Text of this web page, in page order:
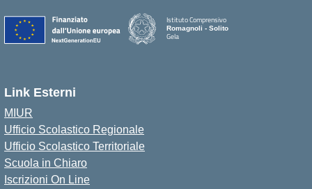
Istituto Comprensivo
Romagnoli - Solito
Gela
Link Esterni
MIUR
Ufficio Scolastico Regionale
Ufficio Scolastico Territoriale
Scuola in Chiaro
Iscrizioni On Line